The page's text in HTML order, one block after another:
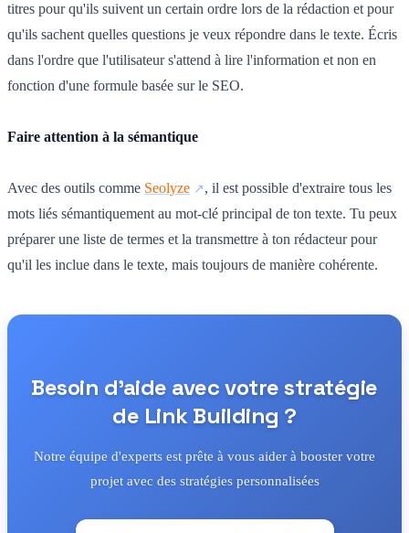
titres pour qu'ils suivent un certain ordre lors de la rédaction et pour
qu'ils sachent quelles questions je veux répondre dans le texte. Écris
dans l'ordre que l'utilisateur s'attend à lire l'information et non en
fonction d'une formule basée sur le SEO.
Faire attention à la sémantique
Avec des outils comme Seolyze
, il est possible d'extraire tous les
mots liés sémantiquement au mot-clé principal de ton texte. Tu peux
préparer une liste de termes et la transmettre à ton rédacteur pour
qu'il les inclue dans le texte, mais toujours de manière cohérente.
Besoin d'aide avec votre stratégie
de Link Building ?
Notre équipe d'experts est prête à vous aider à booster votre
projet avec des stratégies personnalisées